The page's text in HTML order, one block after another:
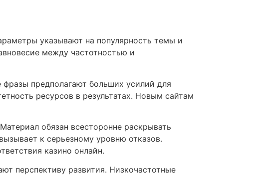
указывают на популярность темы и
между частотностью и
предполагают больших усилий для
ресурсов в результатах. Новым сайтам
обязан всесторонне раскрывать
к серьезному уровню отказов.
казино онлайн.
перспективу развития. Низкочастотные